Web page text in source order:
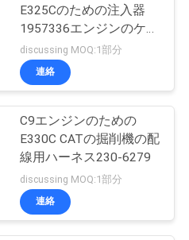
ウト ス
E325Cのための注入器
1957336エンジンのケー
ブル ハーネス
discussing MOQ:1部分
連絡
C9エンジンのための
E330C CATの掘削機の配
線用ハーネス230-6279
discussing MOQ:1部分
連絡